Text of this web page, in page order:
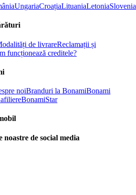
UngariaCroațiaLituaniaLetoniaSlovenia
de livrareReclamații și
funcționează creditele?
noiBranduri la BonamiBonami
BonamiStar
noastre de social media